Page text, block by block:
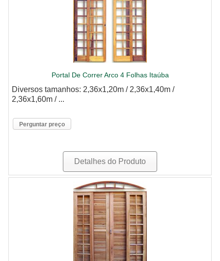
Portal De Correr Arco 4 Folhas Itaúba
Diversos tamanhos: 2,36x1,20m / 2,36x1,40m /
2,36x1,60m / ...
Perguntar preço
Detalhes do Produto